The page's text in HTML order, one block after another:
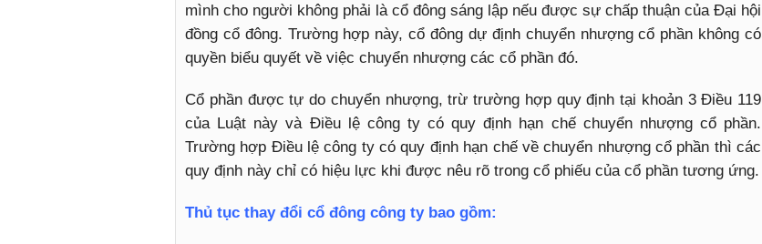
mình cho người không phải là cổ đông sáng lập nếu được sự chấp thuận của Đại hội
đồng cổ đông. Trường hợp này, cổ đông dự định chuyển nhượng cổ phần không có
quyền biểu quyết về việc chuyển nhượng các cổ phần đó.
Cổ phần được tự do chuyển nhượng, trừ trường hợp quy định tại khoản 3 Điều 119
của Luật này và Điều lệ công ty có quy định hạn chế chuyển nhượng cổ phần.
Trường hợp Điều lệ công ty có quy định hạn chế về chuyển nhượng cổ phần thì các
quy định này chỉ có hiệu lực khi được nêu rõ trong cổ phiếu của cổ phần tương ứng.
Thủ tục thay đổi cổ đông công ty bao gồm: